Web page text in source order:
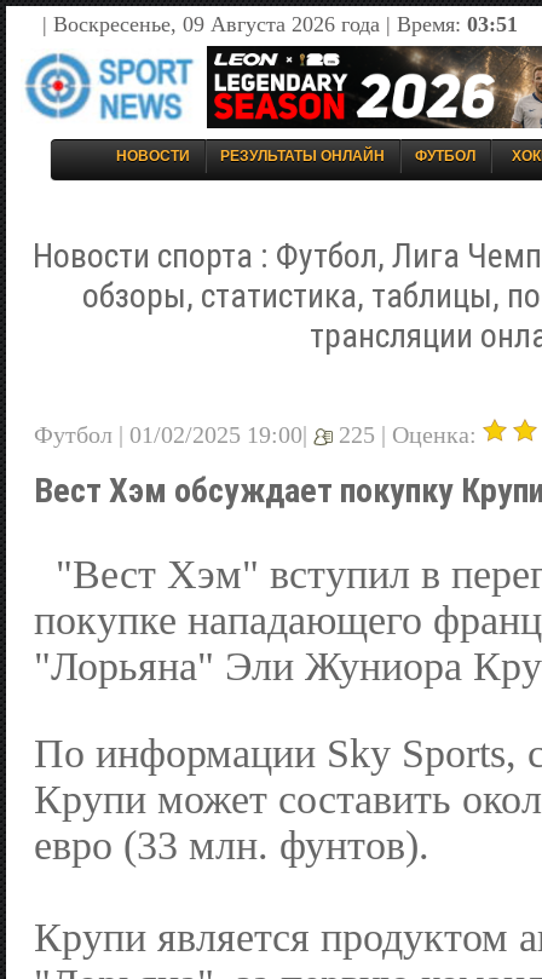
| Воскресенье, 09 Августа 2026 года | Время: 03:51
НОВОСТИ РЕЗУЛЬТАТЫ ОНЛАЙН ФУТБОЛ
Новости спорта : Футбол, Лига
обзоры, статистика, таблицы,
трансляции
Футбол | 01/02/2025 19:00| 225 | Оценка:
Вест Хэм обсуждает покупку
"Вест Хэм" вступил в
покупке нападающего
"Лорьяна" Эли Жуниора
По информации Sky Sports,
Крупи может составить
евро (33 млн. фунтов).
Крупи является продуктом